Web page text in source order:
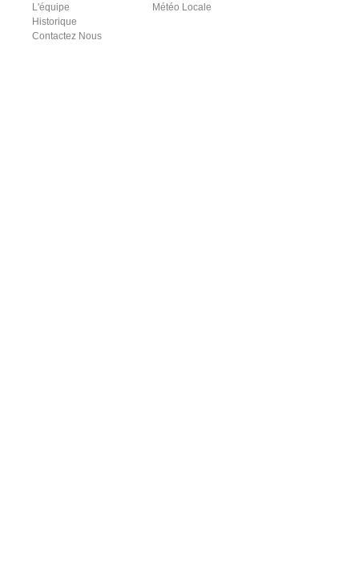
L'équipe
Historique
Contactez Nous
Météo Locale